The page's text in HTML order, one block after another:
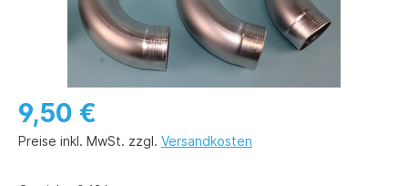
9,50 €
Preise inkl. MwSt. zzgl. Versandkosten